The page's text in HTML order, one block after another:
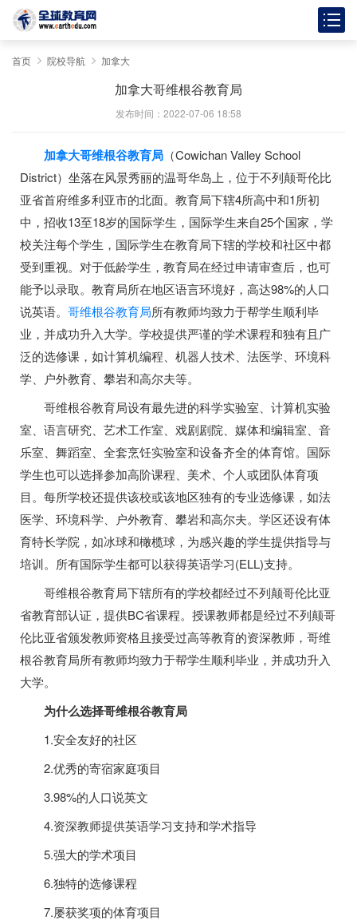
首页 院校导航 加拿大
加拿大哥维根谷教育局
发布时间：2022-07-06 18:58
加拿大哥维根谷教育局 （Cowichan Valley School
District）坐落在风景秀丽的温哥华岛上，位于不列颠哥伦比
亚省首府维多利亚市的北面。教育局下辖4所高中和1所初
中，招收13至18岁的国际学生，国际学生来自25个国家，学
校关注每个学生，国际学生在教育局下辖的学校和社区中都
受到重视。对于低龄学生，教育局在经过申请审查后，也可
能予以录取。教育局所在地区语言环境好，高达98%的人口
说英语。 哥维根谷教育局所有教师均致力于帮学生顺利毕
业，并成功升入大学。学校提供严谨的学术课程和独有且广
泛的选修课，如计算机编程、机器人技术、法医学、环境科
学、户外教育、攀岩和高尔夫等。
哥维根谷教育局设有最先进的科学实验室、计算机实验
室、语言研究、艺术工作室、戏剧剧院、媒体和编辑室、音
乐室、舞蹈室、全套烹饪实验室和设备齐全的体育馆。国际
学生也可以选择参加高阶课程、美术、个人或团队体育项
目。每所学校还提供该校或该地区独有的专业选修课，如法
医学、环境科学、户外教育、攀岩和高尔夫。学区还设有体
育特长学院，如冰球和橄榄球，为感兴趣的学生提供指导与
培训。所有国际学生都可以获得英语学习(ELL)支持。
哥维根谷教育局下辖所有的学校都经过不列颠哥伦比亚
省教育部认证，提供BC省课程。授课教师都是经过不列颠哥
伦比亚省颁发教师资格且接受过高等教育的资深教师，哥维
根谷教育局所有教师均致力于帮学生顺利毕业，并成功升入
大学。
为什么选择哥维根谷教育局
1.安全友好的社区
2.优秀的寄宿家庭项目
3.98%的人口说英文
4.资深教师提供英语学习支持和学术指导
5.强大的学术项目
6.独特的选修课程
7.屡获奖项的体育项目